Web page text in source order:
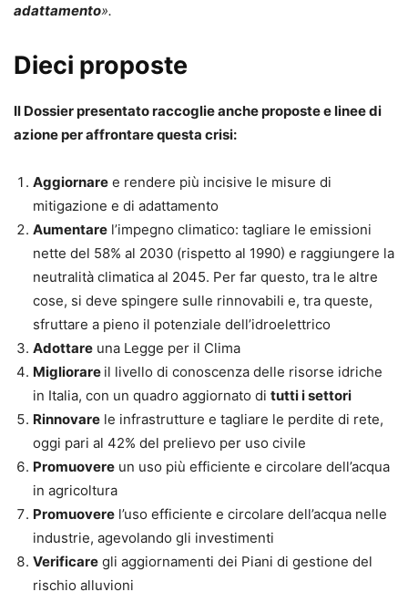
adattamento».
Dieci proposte
Il Dossier presentato raccoglie anche proposte e linee di
azione per affrontare questa crisi:
Aggiornare e rendere più incisive le misure di
mitigazione e di adattamento
Aumentare l’impegno climatico: tagliare le emissioni
nette del 58% al 2030 (rispetto al 1990) e raggiungere la
neutralità climatica al 2045. Per far questo, tra le altre
cose, si deve spingere sulle rinnovabili e, tra queste,
sfruttare a pieno il potenziale dell’idroelettrico
Adottare una Legge per il Clima
Migliorare il livello di conoscenza delle risorse idriche
in Italia, con un quadro aggiornato di tutti i settori
Rinnovare le infrastrutture e tagliare le perdite di rete,
oggi pari al 42% del prelievo per uso civile
Promuovere un uso più efficiente e circolare dell’acqua
in agricoltura
Promuovere l’uso efficiente e circolare dell’acqua nelle
industrie, agevolando gli investimenti
Verificare gli aggiornamenti dei Piani di gestione del
rischio alluvioni